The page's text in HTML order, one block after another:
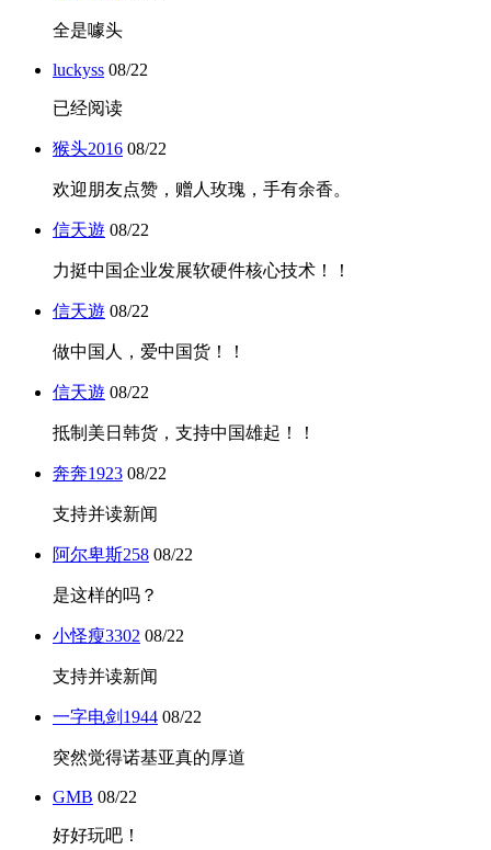
全是噱头
luckyss 08/22
已经阅读
猴头2016 08/22
欢迎朋友点赞，赠人玫瑰，手有余香。
信天遊 08/22
力挺中国企业发展软硬件核心技术！！
信天遊 08/22
做中国人，爱中国货！！
信天遊 08/22
抵制美日韩货，支持中国雄起！！
奔奔1923 08/22
支持并读新闻
阿尔卑斯258 08/22
是这样的吗？
小怪瘦3302 08/22
支持并读新闻
一字电剑1944 08/22
突然觉得诺基亚真的厚道
GMB 08/22
好好玩吧！